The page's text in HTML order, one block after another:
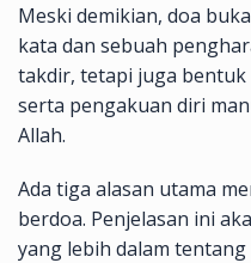
Meski demikian, doa
kata dan sebuah
takdir, tetapi juga
serta pengakuan diri
Allah.
Ada tiga alasan utama
berdoa. Penjelasan ini
yang lebih dalam